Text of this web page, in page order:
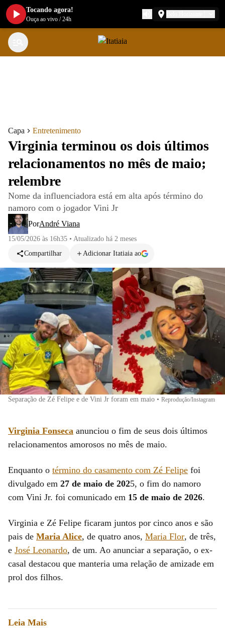
Capa Entretenimento
Virginia terminou os dois últimos
relacionamentos no mês de maio;
relembre
Nome da influenciadora está em alta após término do
namoro com o jogador Vini Jr
PorAndré Viana
15/05/2026 às 16h35 • Atualizado há 2 meses
Compartilhar
Adicionar Itatiaia ao
Separação de Zé Felipe e de Vini Jr foram em maio • Reprodução/Instagram
Virginia Fonseca anunciou o fim de seus dois últimos
relacionamentos amorosos no mês de maio.
Enquanto o término do casamento com Zé Felipe foi
divulgado em 27 de maio de 2025, o fim do namoro
com Vini Jr. foi comunicado em 15 de maio de 2026.
Virginia e Zé Felipe ficaram juntos por cinco anos e são
pais de Maria Alice, de quatro anos, Maria Flor, de três,
e José Leonardo, de um. Ao anunciar a separação, o ex-
casal destacou que manteria uma relação de amizade em
prol dos filhos.
Leia Mais
Tocando agora!
Ouça ao vivo /24h